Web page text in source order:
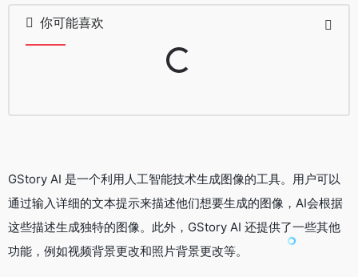
你可能喜欢
Loading...
GStory AI 是一个利用人工智能技术生成图像的工具。用户可以
通过输入详细的文本提示来描述他们想要生成的图像，AI会根据
这些描述生成独特的图像。此外，GStory AI 还提供了一些其他
功能，例如视频背景更改和照片背景更改等。